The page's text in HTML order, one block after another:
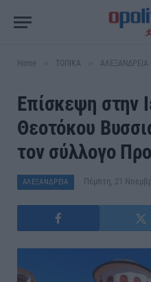
Home ΤΟΠΙΚΑ ΑΛΕΞΑΝΔΡΕΙΑ
Επίσκεψη στην
Θεοτόκου
τον σύλλογο
ΑΛΕΞΑΝΔΡΕΙΑ Πέμπτη, 21